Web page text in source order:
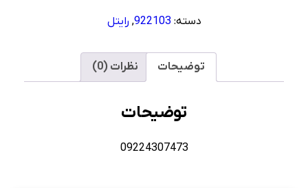
دسته: 922103
, رایتل
توضیحات نظرات (0)
توضیحات
09224307473